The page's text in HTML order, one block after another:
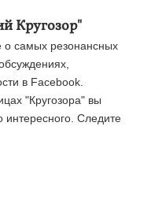
Кругозор"
о самых резонансных
в Facebook.
"Кругозора" вы
интересного. Следите